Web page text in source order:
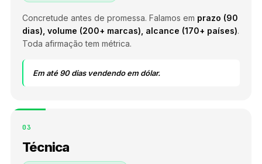
Concretude antes de promessa. Falamos em prazo (90
dias), volume (200+ marcas), alcance (170+ países).
Toda afirmação tem métrica.
Em até 90 dias vendendo em dólar.
03
Técnica